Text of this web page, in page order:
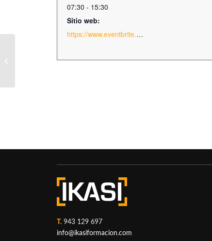
07:30 - 15:30
Sitio web:
https://www.eventbrite.es/e/entradas-formacion-grua-puente-teorico-practica-8-horas-232080839037
T. 943 129 697
info@ikasiformacion.com
58923: FORMACIÓN TEÓRICO